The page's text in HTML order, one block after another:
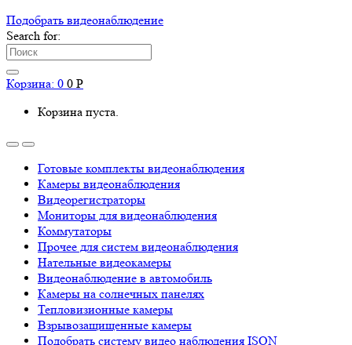
Подобрать видеонаблюдениe
Search for:
Корзина: 0 0 Р
Корзина пуста.
Готовые комплекты видеонаблюдения
Камеры видеонаблюдения
Видеорегистраторы
Мониторы для видеонаблюдения
Коммутаторы
Прочее для систем видеонаблюдения
Нательные видеокамеры
Видеонаблюдение в автомобиль
Камеры на солнечных панелях
Тепловизионные камеры
Взрывозащищенные камеры
Подобрать систему видео наблюдения ISON